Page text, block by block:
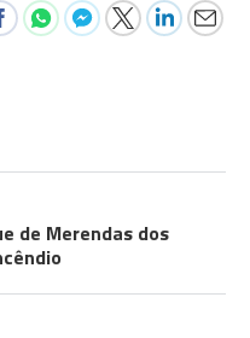
de Merendas dos